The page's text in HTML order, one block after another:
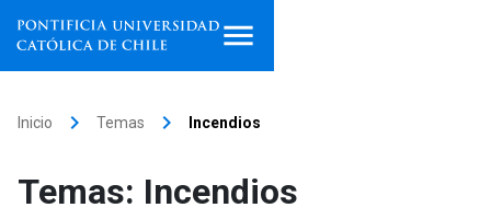
Facultades, escuelas e
Inicio keyboard_arrow_right Temas keyboard_arrow_right Incendios
Temas: Incendios